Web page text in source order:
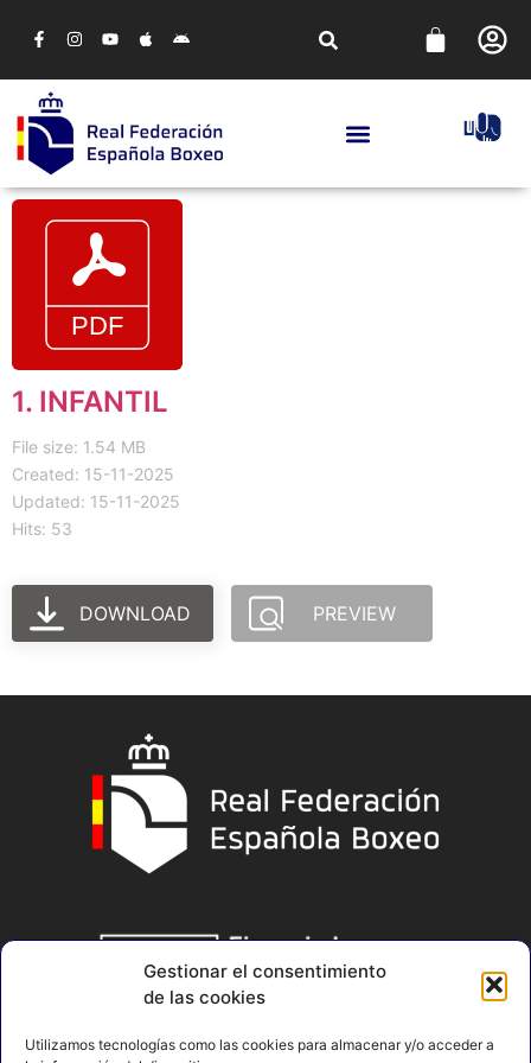
Gestionar el consentimiento
de las cookies
Utilizamos tecnologías como las cookies para almacenar y/o acceder a
1. INFANTIL
File size: 1.54 MB
Created: 15-11-2025
Updated: 15-11-2025
Hits: 53
DOWNLOAD PREVIEW